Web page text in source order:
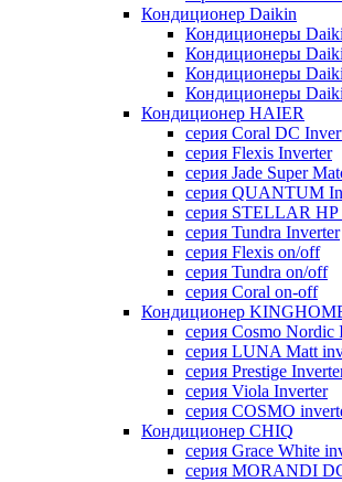
Кондиционер Daikin
Кондиционеры
Кондиционеры
Кондиционеры
Кондиционеры
Кондиционер HAIER
серия Coral DC
серия Flexis Inverter
серия Jade Super
серия QUANTUM
серия STELLAR HP
серия Tundra Inverter
серия Flexis on/off
серия Tundra on/off
серия Coral on-off
Кондиционер
серия Cosmo Nordic
серия LUNA Matt
серия Prestige
серия Viola Inverter
серия COSMO
Кондиционер CHIQ
серия Grace White
серия MORANDI